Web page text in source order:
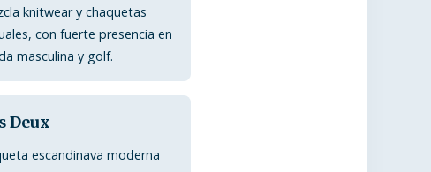
knitwear y chaquetas
con fuerte presencia en
masculina y golf.
Deux
escandinava moderna